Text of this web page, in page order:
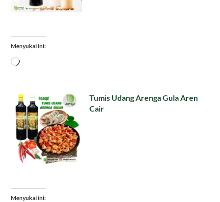
Menyukai ini:
Memuat...
Tumis Udang Arenga Gula Aren
Cair
Menyukai ini: